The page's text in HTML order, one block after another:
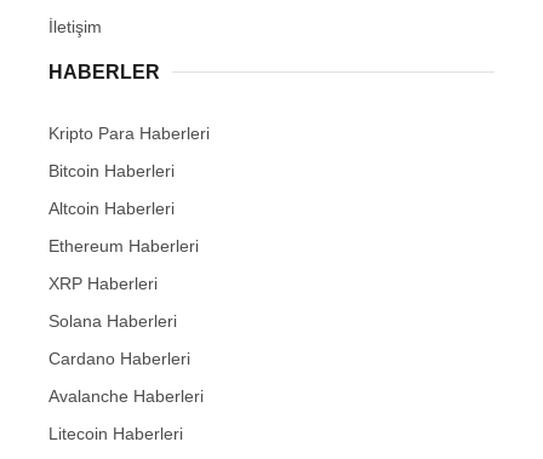
İletişim
HABERLER
Kripto Para Haberleri
Bitcoin Haberleri
Altcoin Haberleri
Ethereum Haberleri
XRP Haberleri
Solana Haberleri
Cardano Haberleri
Avalanche Haberleri
Litecoin Haberleri